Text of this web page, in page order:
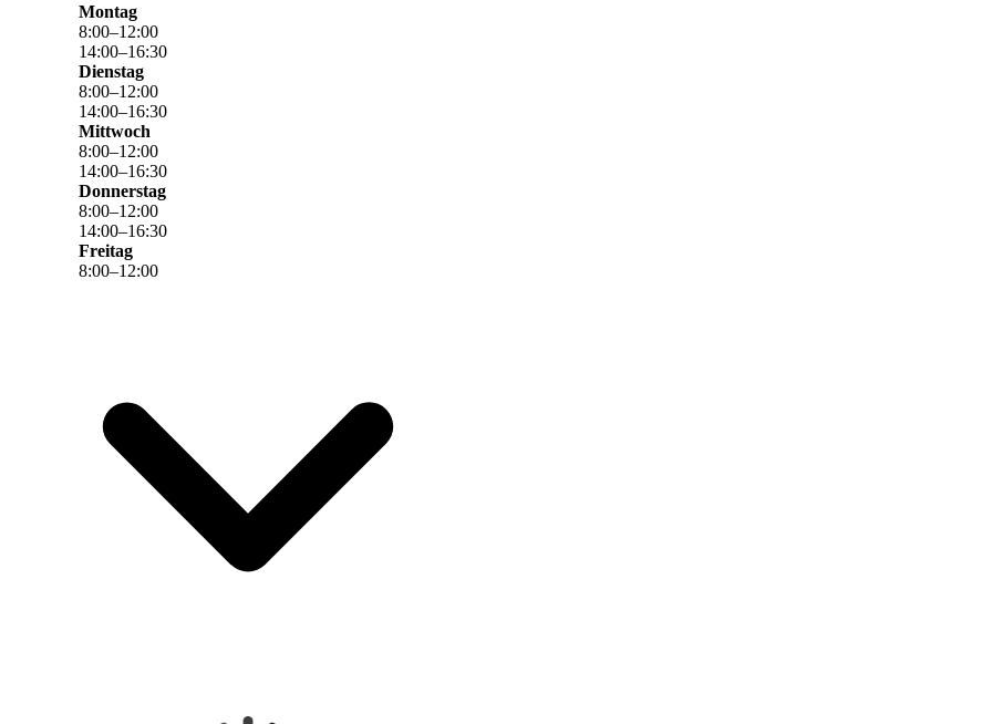
Montag
8:00–12:00
14:00–16:30
Dienstag
8:00–12:00
14:00–16:30
Mittwoch
8:00–12:00
14:00–16:30
Donnerstag
8:00–12:00
14:00–16:30
Freitag
8:00–12:00